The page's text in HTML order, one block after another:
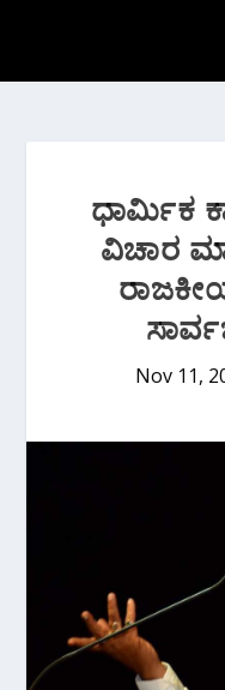
ಧಾರ್ಮಿಕ
ವಿಚಾರ
Nov 11,